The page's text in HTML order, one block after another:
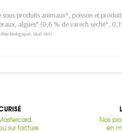
produits animaux*, poisson et
algues* (0,6 % de varech séché*,
biologique, Skal 1301
sur facture
Nos
en